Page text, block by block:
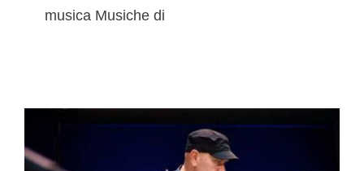
musica Musiche di